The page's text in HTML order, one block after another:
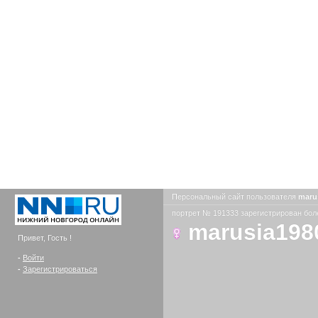
Привет, Гость !
- Войти
- Зарегистрироваться
Персональный сайт пользователя
портрет № 191333 зарегистрирован